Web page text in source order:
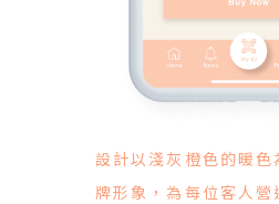
設計以淺灰橙色的暖色
牌形象，為每位客人